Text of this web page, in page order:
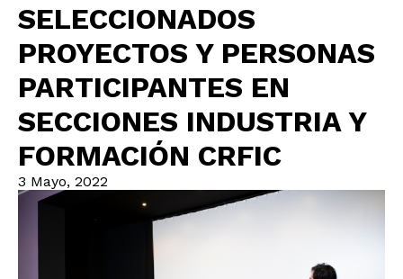
SELECCIONADOS
PROYECTOS Y PERSONAS
PARTICIPANTES EN
SECCIONES INDUSTRIA Y
FORMACIÓN CRFIC
3 Mayo, 2022